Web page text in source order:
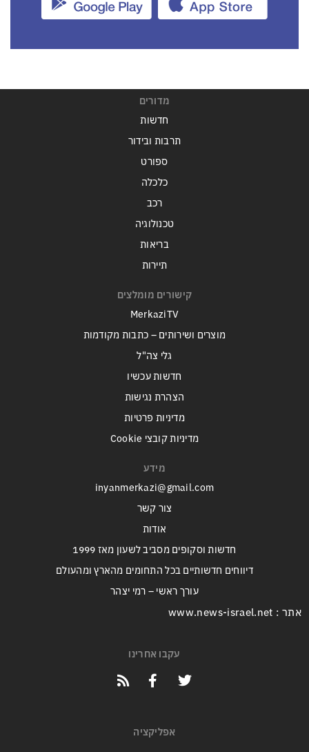
מדורים
חדשות
תרבות ובידור
ספורט
כלכלה
רכב
טכנולוגיה
בריאות
תיירות
קישורים מומלצים
MerkaziTV
מוצרים ושירותים – כתבות מקודמות
גלי צה"ל
חדשות עכשיו
הצהרת נגישות
מדיניות פרטיות
מדיניות קובצי Cookie
מידע
inyanmerkazi@gmail.com
צור קשר
אודות
חדשות וסקופים מסביב לשעון מאז 1999
דיווחים חדשותיים בכל התחומים מהארץ ומהעולם
עורך ראשי – רמי יצהר
אתר : www.news-israel.net
עקבו אחרינו
אפליקציה